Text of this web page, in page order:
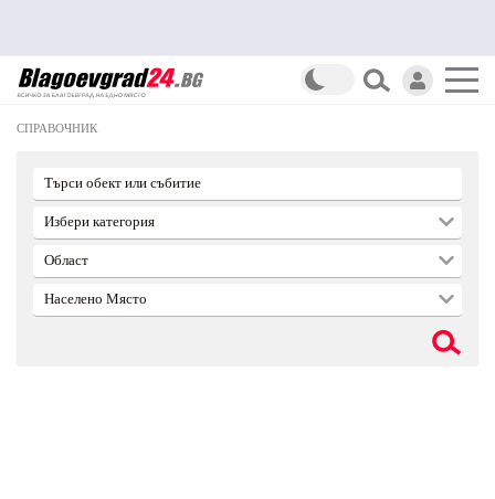
СПРАВОЧНИК
Търси обект или събитие
Избери категория